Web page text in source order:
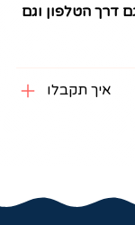
דרך הטלפון וגם
איך תקבלו